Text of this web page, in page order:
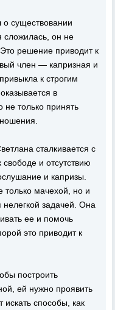
о существовании
сложилась, он не
решение приводит к
член — капризная и
к строгим
в
не только принять
сталкивается с
и отсутствию
и капризы.
только мачехой, но и
задачей. Она
ее и помочь
это приводит к
построить
ей нужно проявить
способы, как